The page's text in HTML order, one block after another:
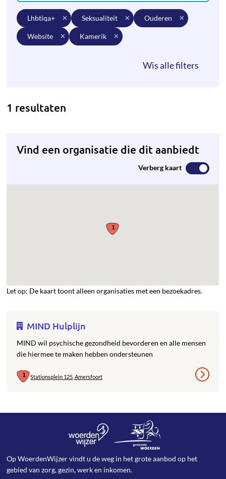
lhbtiqa+ seksualiteit ouderen
website kamerik
1 resultaten
Vind een organisatie die dit aanbiedt
Verberg kaart
Let op: De kaart toont alleen organisaties met een bezoekadres.
MIND Hulplijn
MIND wil psychische gezondheid bevorderen en alle mensen
die hiermee te maken hebben ondersteunen
Stationsplein 125, Amersfoort
Op WoerdenWijzer vindt u de weg in het grote aanbod op het
gebied van zorg, gezin, werk en inkomen.